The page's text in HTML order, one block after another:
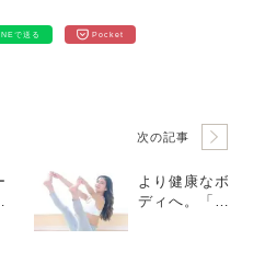
で送る Pocket
次の記事
より健康なボ
ディへ。「柔